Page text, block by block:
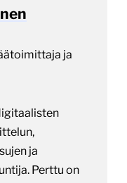
ja
ja
Perttu on